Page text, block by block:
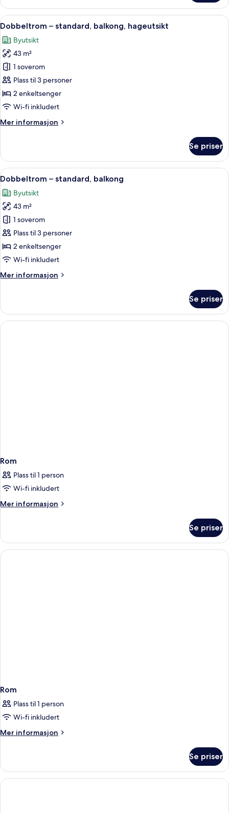
–
standard,
balkong
Åpne
alle
bildene
av
Dobbeltrom
–
standard,
balkong,
Dobbeltrom – standard, balkong,
3
Dobbeltrom – standard, balkong, hageutsikt
Byutsikt
43 m²
1 soverom
Plass til 3 personer
2 enkeltsenger
Wi-fi inkludert
Mer informasjon
Mer
–
standard,
balkong,
Se priser
Åpne
alle
bildene
av
Dobbeltrom
–
standard,
balkong
Dundyner, minibar,
4
Dobbeltrom – standard, balkong
Byutsikt
43 m²
1 soverom
Plass til 3 personer
2 enkeltsenger
Wi-fi inkludert
Mer informasjon
Mer
–
standard,
balkong
Se priser
Rom
Plass til 1 person
Wi-fi inkludert
Mer informasjon
Mer
Se priser
Rom
Plass til 1 person
Wi-fi inkludert
Mer informasjon
Mer
Se priser